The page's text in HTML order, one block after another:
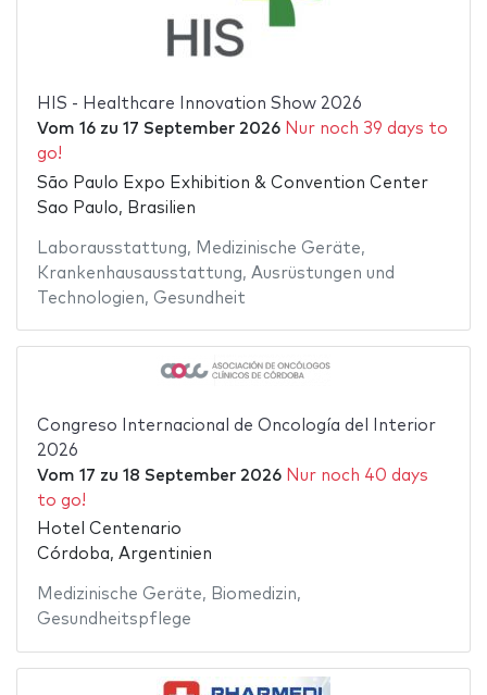
HIS - Healthcare Innovation Show 2026
Vom 16zu 17 September 2026 Nur noch 39 days to
go!
São Paulo Expo Exhibition & Convention Center
Sao Paulo, Brasilien
Laborausstattung, Medizinische Geräte,
Krankenhausausstattung, Ausrüstungen und
Technologien, Gesundheit
Congreso Internacional de Oncología del Interior
2026
Vom 17 zu 18 September 2026 Nur noch 40 days
to go!
Hotel Centenario
Córdoba, Argentinien
Medizinische Geräte, Biomedizin,
Gesundheitspflege